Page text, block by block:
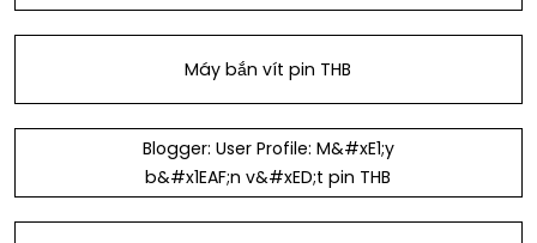
Máy bắn vít pin THB
Blogger: User Profile: M&#xE1;y
b&#x1EAF;n v&#xED;t pin THB